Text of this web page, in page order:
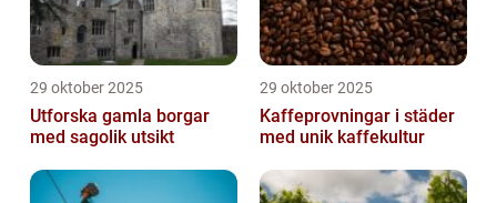
29 oktober 2025
Utforska gamla borgar
med sagolik utsikt
29 oktober 2025
Kaffeprovningar i städer
med unik kaffekultur